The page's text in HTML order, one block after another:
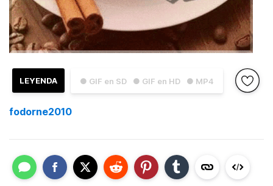
● GIF en SD ● GIF en HD ● MP4
LEYENDA
fodorne2010